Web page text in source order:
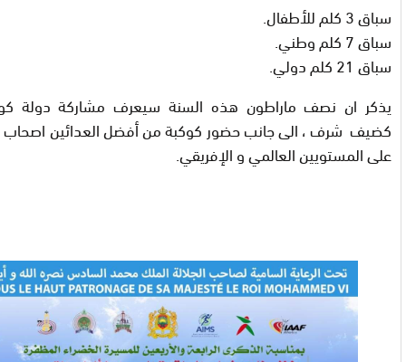
سباق 3 كلم للأطفال.
سباق 7 كلم وطني.
سباق 21 كلم دولي.
يذكر ان نصف ماراطون هذه السنة سيعرف مشاركة دولة
كضيف شرف ، الى جانب حضور كوكبة من أفضل العدائين
على المستويين العالمي و الإفريقي.